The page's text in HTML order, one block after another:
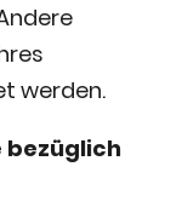
werden.
bezüglich